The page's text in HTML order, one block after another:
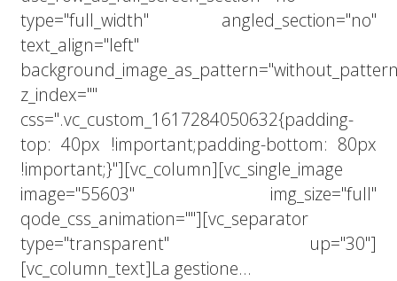
type="full_width" angled_section="no"
text_align="left"
z_index=""
css=".vc_custom_1617284050632{padding-
top: 40px !important;padding-bottom: 80px
!important;}"][vc_column][vc_single_image
image="55603" img_size="full"
qode_css_animation=""][vc_separator
type="transparent" up="30"]
[vc_column_text]La gestione...